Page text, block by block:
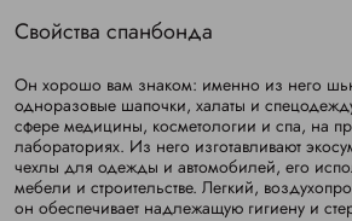
Свойства спанбонда
Он хорошо вам знаком: именно из него
одноразовые шапочки, халаты и
сфере медицины, косметологии и спа, на
лабораториях. Из него изготавливают
чехлы для одежды и автомобилей, его
мебели и строительстве. Легкий,
он обеспечивает надлежащую гигиену и